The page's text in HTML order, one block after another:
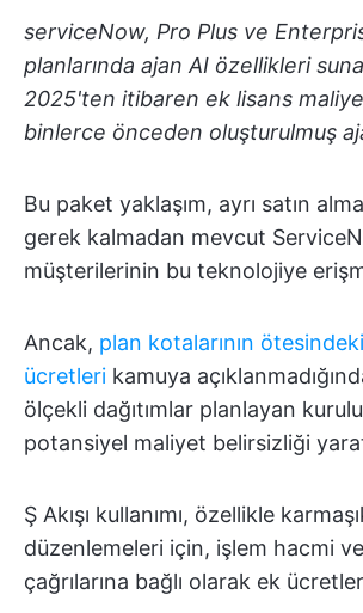
serviceNow, Pro Plus ve
planlarında ajan AI özellikleri
2025'ten itibaren ek lisans
binlerce önceden oluşturulmuş
Bu paket yaklaşım, ayrı satın
gerek kalmadan mevcut
müşterilerinin bu teknolojiye
Ancak, plan kotalarının
ücretleri kamuya
ölçekli dağıtımlar planlayan
potansiyel maliyet belirsizliği
Ş Akışı kullanımı, özellikle
düzenlemeleri için, işlem hacmi
çağrılarına bağlı olarak ek